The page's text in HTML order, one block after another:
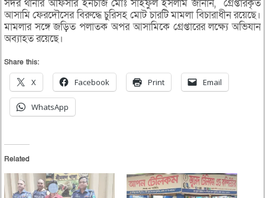
সদর থানার অফিসার ইনচার্জ মোঃ সাইফুল ইসলাম জানান, গ্রেপ্তারকৃত
আসামি ফেরদৌসের বিরুদ্ধে চুরিসহ মোট চারটি মামলা বিচারাধীন রয়েছে।
মামলার সঙ্গে জড়িত পলাতক অপর আসামিকে গ্রেপ্তারের লক্ষ্যে অভিযান
অব্যাহত রয়েছে।
Share this:
X Facebook Print Email
WhatsApp
Related